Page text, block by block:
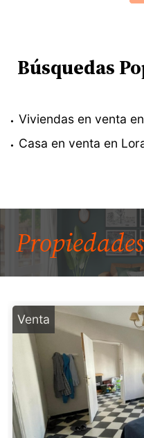
Búsquedas
Viviendas en venta
Casa en venta en
Venta